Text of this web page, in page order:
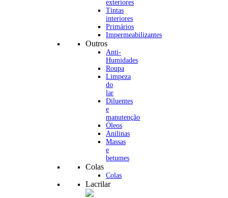
exteriores
Tintas
interiores
Primários
Impermeabilizantes
Outros
Anti-
Humidades
Roupa
Limpeza
do
lar
Diluentes
e
manutenção
Óleos
Anilinas
Massas
e
betumes
Colas
Colas
Lacrilar